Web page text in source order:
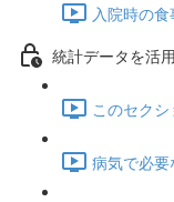
入院時の
統計データを活
このセク
病気で必